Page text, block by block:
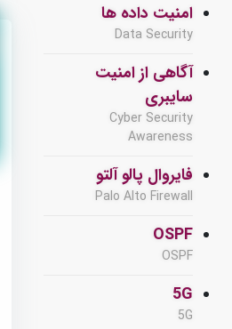
امنیت داده ها
Data Security
آگاهی از امنیت
سایبری
Cyber Security
Awareness
فایروال پالو آلتو
Palo Alto Firewall
OSPF
OSPF
5G
5G